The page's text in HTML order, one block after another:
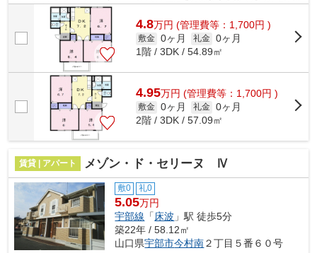
スメ賃貸物件が多数ございます！便利...
4.8万円 (管理費等：1,700円 )
敷金 0ヶ月 礼金 0ヶ月
1階 / 3DK / 54.89㎡
4.95万円 (管理費等：1,700円 )
敷金 0ヶ月 礼金 0ヶ月
2階 / 3DK / 57.09㎡
賃貸 | アパート メゾン・ド・セリーヌ Ⅳ
敷0 礼0
5.05万円
宇部線 「 床波 」駅 徒歩5分
築22年 / 58.12㎡
山口県宇部市今村南２丁目５番６０号